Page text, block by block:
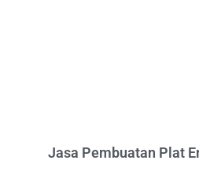
Jasa Pembuatan Plat